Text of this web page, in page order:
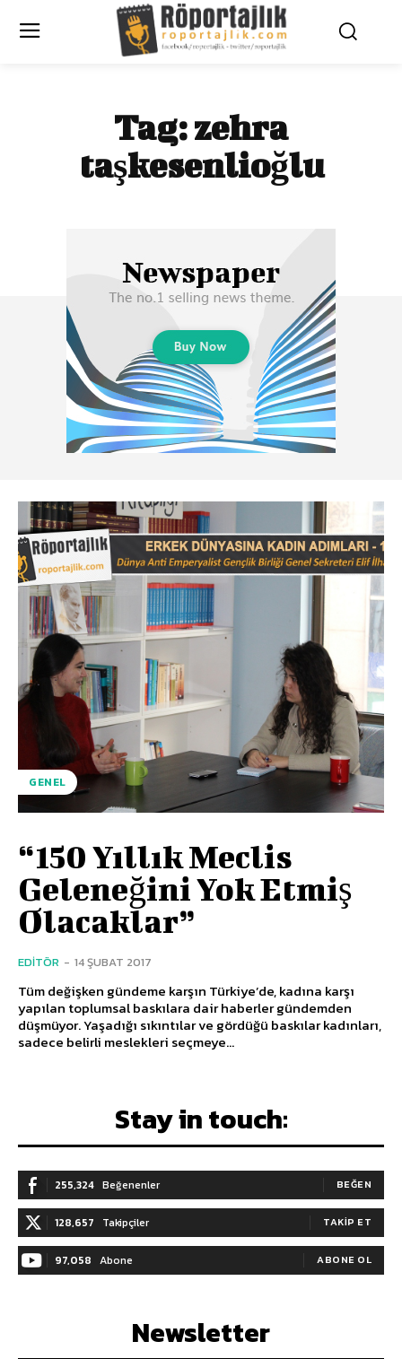
Tag:zehra
taşkesenlioğlu
GENEL
“150 Yıllık Meclis
Geleneğini Yok Etmiş
Olacaklar”
EDITÖR - 14 ŞUBAT 2017
Tüm değişken gündeme karşın Türkiye’de, kadına karşı
yapılan toplumsal baskılara dair haberler gündemden
düşmüyor. Yaşadığı sıkıntılar ve gördüğü baskılar kadınları,
sadece belirli meslekleri seçmeye...
Stay in touch:
255,324 Beğenenler BEĞEN
128,657 Takipçiler TAKIP ET
97,058 Abone ABONE OL
Newsletter